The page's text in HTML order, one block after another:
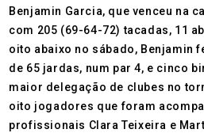
Benjamin Garcia, que venceu na
com 205 (69-64-72) tacadas, 11
oito abaixo no sábado, Benjamin
de 65 jardas, num par 4, e cinco
maior delegação de clubes no
oito jogadores que foram
profissionais Clara Teixeira e